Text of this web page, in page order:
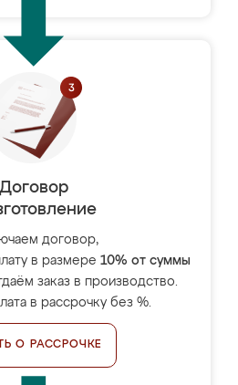
Договор
договор,
в размере 10% от суммы
заказ в производство.
в рассрочку без %.
О РАССРОЧКЕ